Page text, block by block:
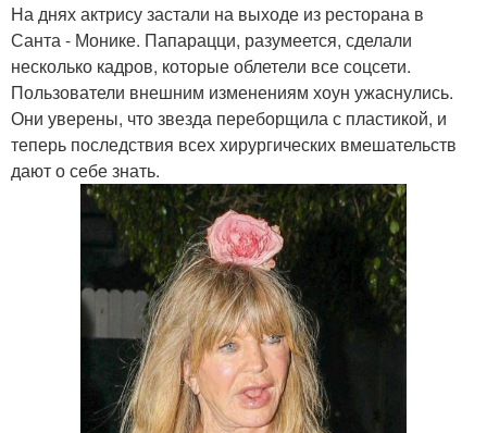
На днях актрису застали на выходе из ресторана в
Санта - Монике. Папарацци, разумеется, сделали
несколько кадров, которые облетели все соцсети.
Пользователи внешним изменениям хоун ужаснулись.
Они уверены, что звезда переборщила с пластикой, и
теперь последствия всех хирургических вмешательств
дают о себе знать.